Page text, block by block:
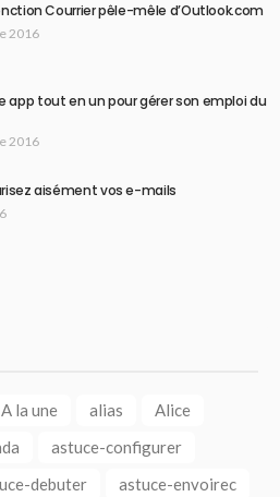
Courrier pêle-mêle d’Outlook.com
2016
app tout en un pour gérer son emploi du
2016
aisément vos e-mails
A la une alias
Alice
astuce-configurer
debuter
astuce-envoirec